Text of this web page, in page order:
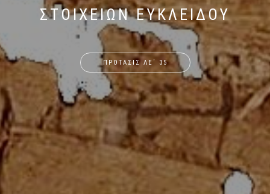
ΣΤΟΙΧΕΙΩΝ ΕΥΚΛΕΙΔΟΥ
ΠΡΟΤΑΣΙΣ ΛΕ΄ 35